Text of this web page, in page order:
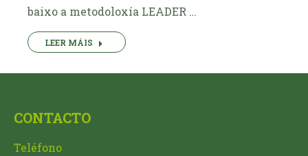
baixo a metodoloxía LEADER …
LEER MÁIS
CONTACTO
Teléfono